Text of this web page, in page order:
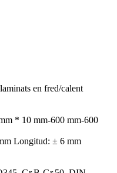
en fred/calent
* 10 mm-600 mm-600
Longitud: ± 6 mm